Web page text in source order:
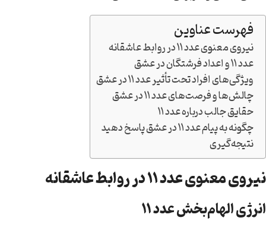
فهرست عناوین
نیروی معنوی عدد ۱۱ در روابط عاشقانه
عدد ۱۱ و اعداد فرشتگان در عشق
ویژگی‌های افراد تحت تأثیر عدد ۱۱ در عشق
چالش‌ها و فرصت‌های عدد ۱۱ در عشق
حقایق جالب درباره عدد ۱۱
چگونه به پیام عدد ۱۱ در عشق پاسخ دهید
نتیجه‌گیری
نیروی معنوی عدد ۱۱ در روابط عاشقانه
انرژی الهام‌بخش عدد ۱۱